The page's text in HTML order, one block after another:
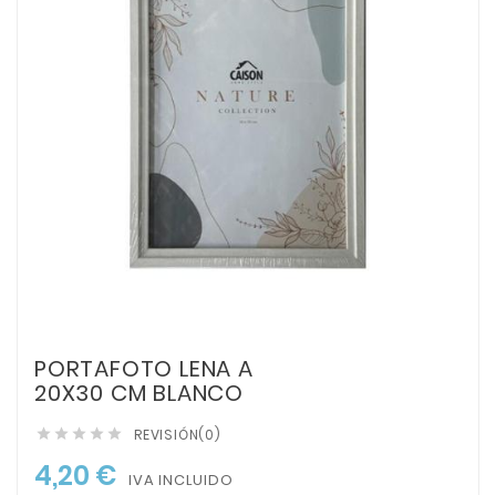
PORTAFOTO LENA A
20X30 CM BLANCO
     REVISIÓN(0)
4,20 € IVA INCLUIDO